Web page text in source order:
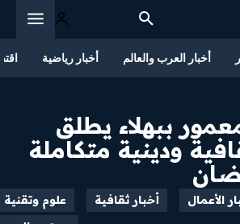
أخبار العرب والعالم أخبار رياضية
ببهلاء يطلق
ودينية متكاملة
الأعمال أخبار ثقافية
علوم وتقنية